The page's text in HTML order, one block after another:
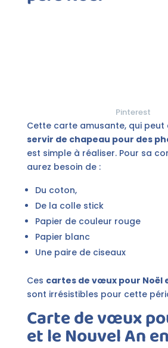
Pinterest
Cette carte amusante, qui peut
servir de chapeau pour des
est simple à réaliser. Pour sa
aurez besoin de :
Du coton,
De la colle stick
Papier de couleur rouge
Papier blanc
Une paire de ciseaux
Ces cartes de vœux pour Noël
sont irrésistibles pour cette
Carte de vœux
et le Nouvel An